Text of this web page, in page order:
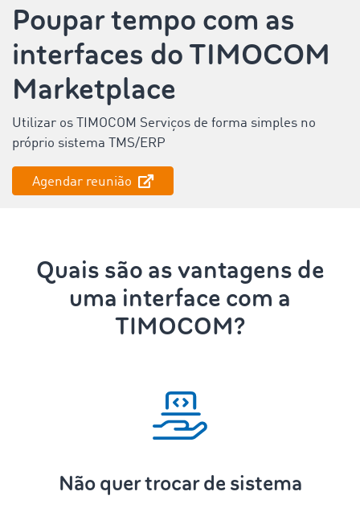
Poupar tempo com as
interfaces do TIMOCOM
Marketplace
Utilizar os TIMOCOM Serviços de forma simples no
próprio sistema TMS/ERP
‌Agendar reunião
Quais são as vantagens de
uma interface com a
TIMOCOM?
Não quer trocar de sistema